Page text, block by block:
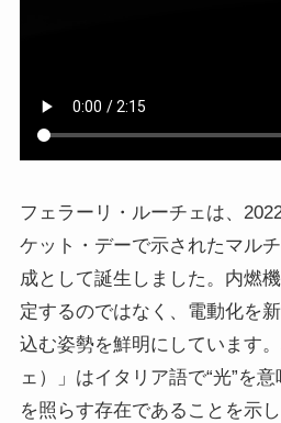
フェラーリ・ルーチェは、
ケット・デーで示されたマル
成として誕生しました。内燃
定するのではなく、電動化を
込む姿勢を鮮明にしています
ェ）」はイタリア語で“光”を
を照らす存在であることを示し